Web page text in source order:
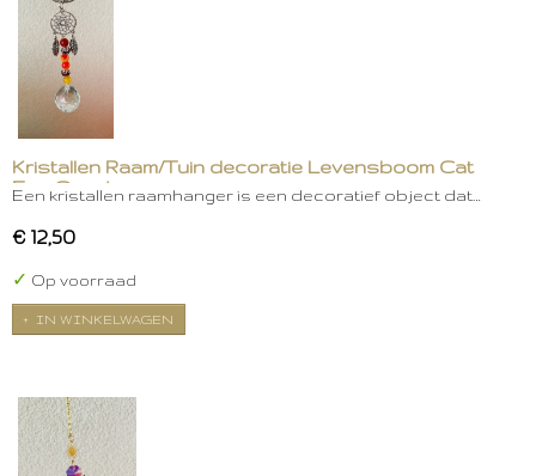
Kristallen Raam/Tuin decoratie Levensboom Cat
Eye Oranje
Een kristallen raamhanger is een decoratief object dat…
€ 12,50
✓ Op voorraad
IN WINKELWAGEN